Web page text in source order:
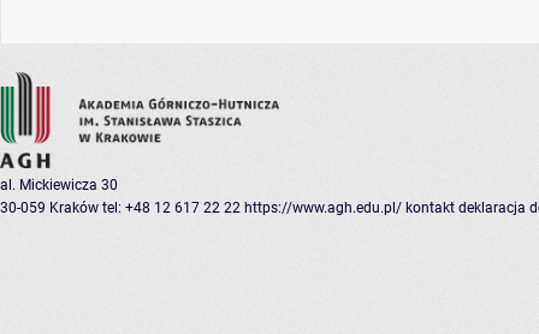
al. Mickiewicza 30
30-059 Kraków tel: +48 12 617 22 22 https://www.agh.edu.pl/ kontakt deklaracja